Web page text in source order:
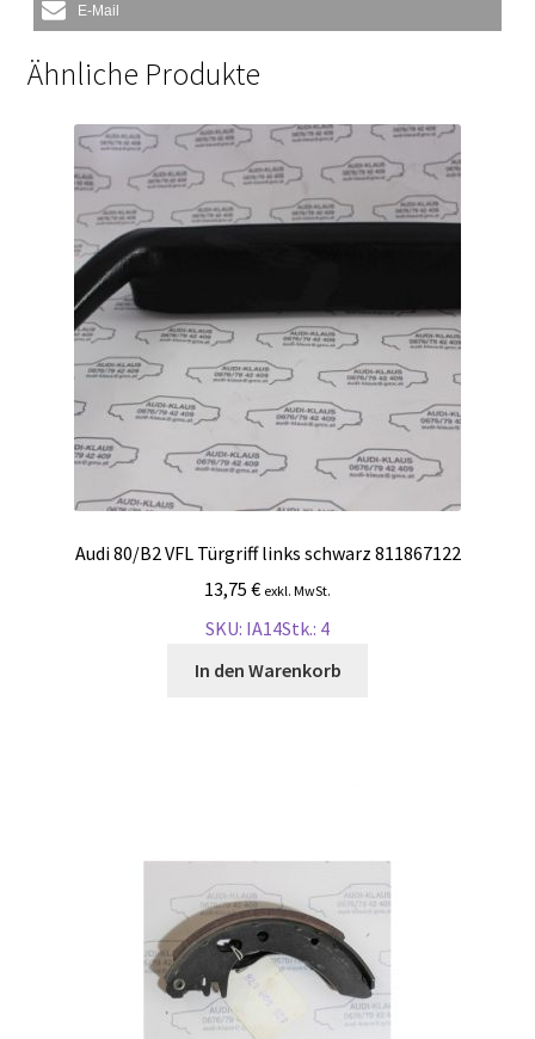
E-Mail
Ähnliche Produkte
Audi 80/B2 VFL Türgriff links schwarz 811867122
13,75 € exkl. MwSt.
SKU: IA14Stk.: 4
In den Warenkorb